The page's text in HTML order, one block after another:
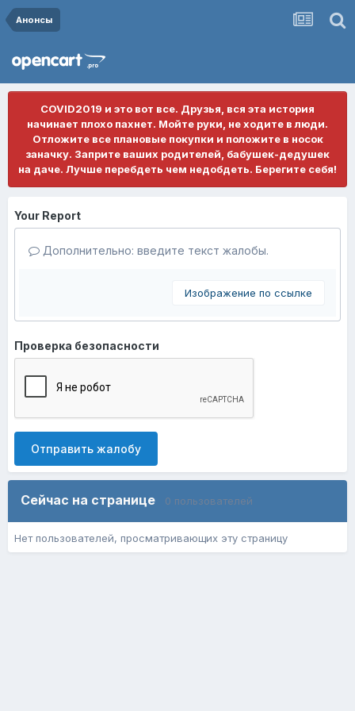
Анонсы
COVID2019 и это вот все. Друзья, вся эта история
начинает плохо пахнет. Мойте руки, не ходите в люди.
Отложите все плановые покупки и положите в носок
заначку. Заприте ваших родителей, бабушек-дедушек
на даче. Лучше перебдеть чем недобдеть. Берегите себя!
Your Report
Дополнительно: введите текст жалобы.
Изображение по ссылке
Проверка безопасности
Отправить жалобу
Сейчас на странице 0 пользователей
Нет пользователей, просматривающих эту страницу